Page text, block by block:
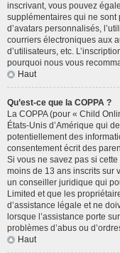
inscrivant, vous pouvez
supplémentaires qui ne sont
d’avatars personnalisés,
courriers électroniques aux
d’utilisateurs, etc.
pourquoi nous vous
Haut
Qu’est-ce que la COPPA ?
La COPPA (pour « Child
États-Unis d’Amérique qui
potentiellement des
consentement écrit des
Si vous ne savez pas si
moins de 13 ans inscrits sur
un conseiller juridique qui
Limited et que les
d’assistance légale et ne
lorsque l’assistance porte
problèmes d’abus ou
Haut